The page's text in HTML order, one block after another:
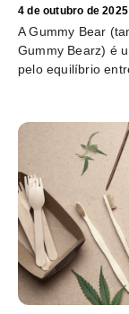
4 de outubro de 2025
A Gummy Bear
Gummy Bearz) é
pelo equilíbrio